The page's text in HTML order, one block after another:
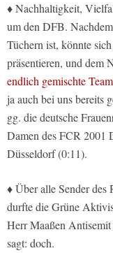
♦ Nachhaltigkeit,
um den DFB.
Tüchern ist, könnte
präsentieren, und dem
endlich gemischte
ja auch bei uns bereits
gg. die deutsche
Damen des FCR 2001
Düsseldorf (0:11).
♦ Über alle Sender
durfte die Grüne
Herr Maaßen
sagt: doch.